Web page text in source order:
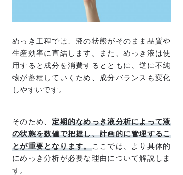
めっき工程では、液の状態がそのまま品質や
生産効率に直結します。また、めっき液は使
用すると成分を消費するとともに、逆に不純
物が蓄積していくため、成分バランスも変化
しやすいです。
そのため、定期的なめっき液分析によって液
の状態を数値で把握し、計画的に管理するこ
とが重要となります。ここでは、より具体的
にめっき分析が必要な理由について解説しま
す。